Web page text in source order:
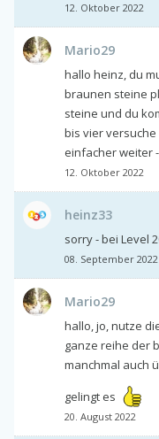
12. Oktober 2022
Mario29
hallo heinz, du
braunen steine
steine und du
bis vier
einfacher weiter
12. Oktober 2022
heinz33
sorry - bei Level
08. September 2022
Mario29
hallo, jo, nutze
ganze reihe der
manchmal auch
gelingt es
20. August 2022